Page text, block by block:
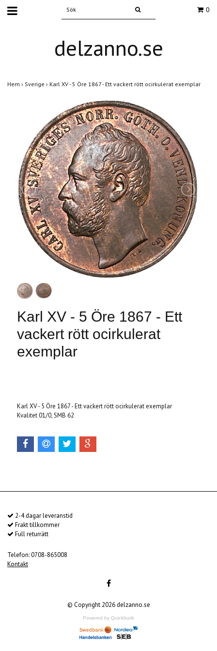
0
delzanno.se
Hem › Sverige › Karl XV - 5 Öre 1867 - Ett vackert rött ocirkulerat exemplar
Karl XV - 5 Öre 1867 - Ett
vackert rött ocirkulerat
exemplar
Karl XV - 5 Öre 1867 - Ett vackert rött ocirkulerat exemplar
Kvalitet 01/0, SMB 62
2-4 dagar leveranstid
Frakt tillkommer
Full returrätt
Telefon: 0708-865008
Kontakt
© Copyright 2026 delzanno.se
Powered by Quickbutik